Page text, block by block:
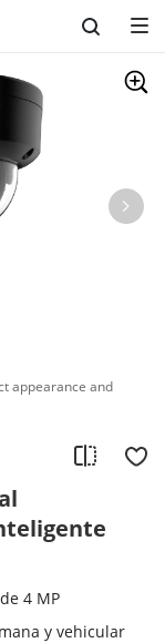
appearance and
4 MP
y vehicular